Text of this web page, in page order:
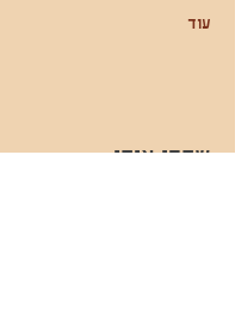
עוד
שתפו אותי